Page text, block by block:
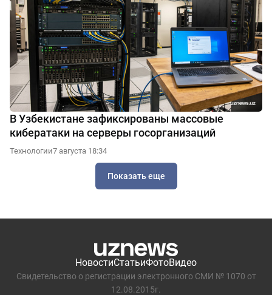
В Узбекистане зафиксированы массовые
кибератаки на серверы госорганизаций
Технологии7 августа 18:34
Показать еще
НовостиСтатьиФотоВидео
Свидетельство о регистрации электронного СМИ № 1070 от
12.08.2015г.